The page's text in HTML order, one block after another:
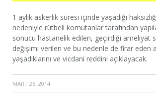
1 aylık askerlik süresi içinde yaşadığı
nedeniyle rütbeli komutanlar tarafından
sonucu hastanelik edilen, geçirdiği ameliyat
değişimi verilen ve bu nedenle de firar eden
yaşadıklarını ve vicdani reddini açıklayacak.
MART 26, 2014 ·